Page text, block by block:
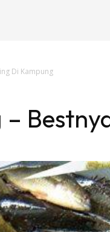
Di Kampung